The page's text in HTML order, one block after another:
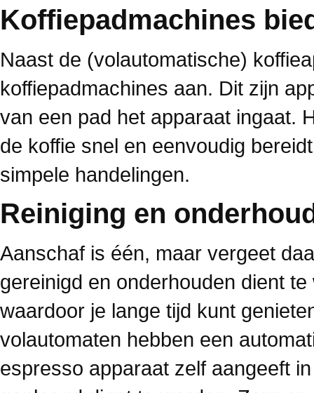
Koffiepadmachines
Naast de (volautomatische)
koffiepadmachines aan. Dit zijn
van een pad het apparaat ingaat.
de koffie snel en eenvoudig
simpele handelingen.
Reiniging en
Aanschaf is één, maar vergeet
gereinigd en onderhouden dient
waardoor je lange tijd kunt
volautomaten hebben een
espresso apparaat zelf aangeeft